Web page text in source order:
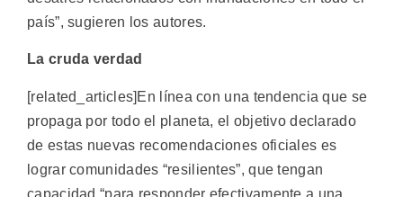
país”, sugieren los autores.
La cruda verdad
[related_articles]En línea con una tendencia que se
propaga por todo el planeta, el objetivo declarado
de estas nuevas recomendaciones oficiales es
lograr comunidades “resilientes”, que tengan
capacidad “para responder efectivamente a una